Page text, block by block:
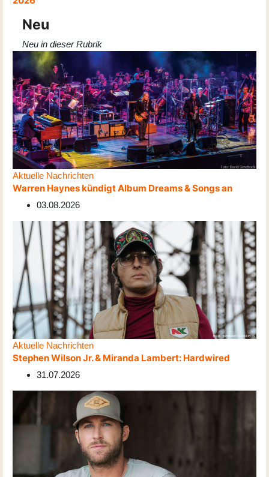
Neu
Neu in dieser Rubrik
Aktuelle Nachrichten
Warren Haynes kündigt Album Dreams & Songs an
03.08.2026
Aktuelle Nachrichten
Stephen Wilson Jr. & Miranda Lambert: Hardwired
31.07.2026